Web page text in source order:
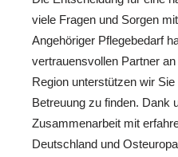
viele Fragen und Sorgen
Angehöriger Pflegebedarf
vertrauensvollen Partner
Region unterstützen wir
Betreuung zu finden. Dank
Zusammenarbeit mit
Deutschland und